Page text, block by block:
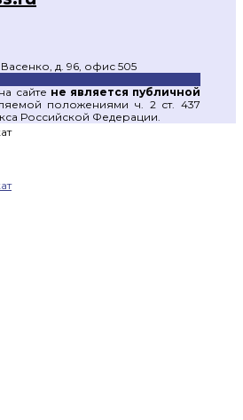
д. 96, офис 505
сайте не является публичной
положениями ч. 2 ст. 437
Российской Федерации.